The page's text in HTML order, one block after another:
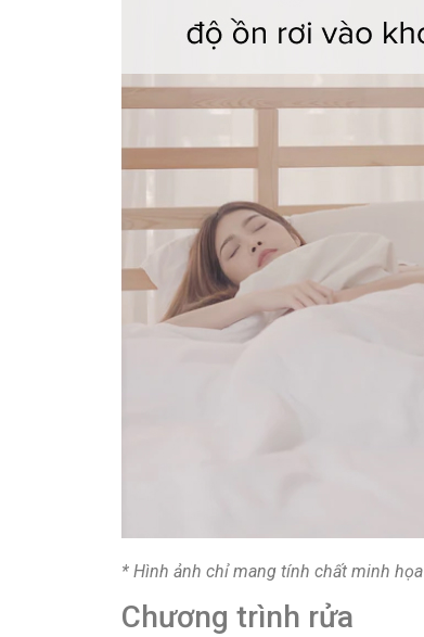
* Hình ảnh chỉ mang tính chất minh họa
Chương trình rửa